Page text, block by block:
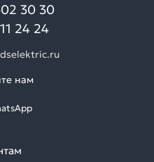
30 30
24 24
нам